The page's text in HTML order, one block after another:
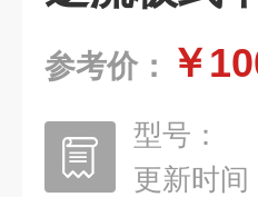
参考价： ￥
型号：
更新时间